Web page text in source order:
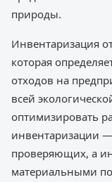
природы.
Инвентаризация
которая
отходов на
всей
оптимизировать
инвентаризации
проверяющих, а
материальными